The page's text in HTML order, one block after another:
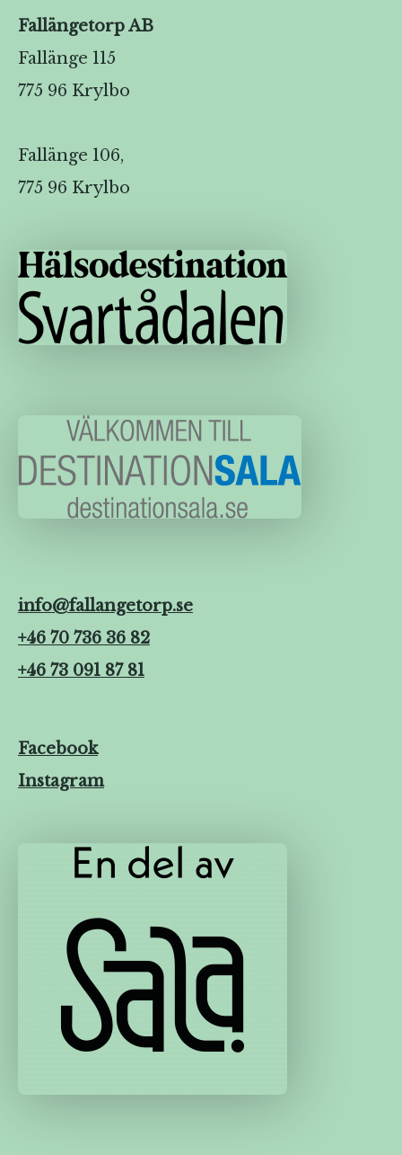
Fallängetorp AB
Fallänge 115
775 96 Krylbo
Fallänge 106,
775 96 Krylbo
info@fallangetorp.se
+46 70 736 36 82
+46 73 091 87 81
Facebook
Instagram